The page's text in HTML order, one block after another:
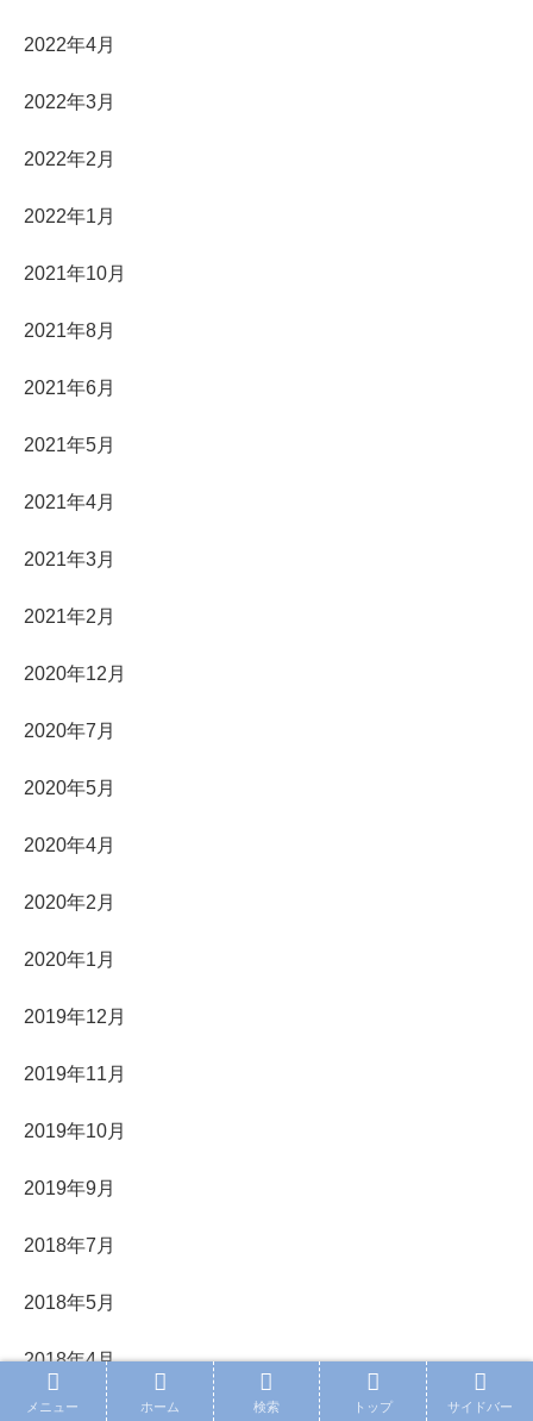
2022年4月
2022年3月
2022年2月
2022年1月
2021年10月
2021年8月
2021年6月
2021年5月
2021年4月
2021年3月
2021年2月
2020年12月
2020年7月
2020年5月
2020年4月
2020年2月
2020年1月
2019年12月
2019年11月
2019年10月
2019年9月
2018年7月
2018年5月
2018年4月
2018年3月
メニュー ホーム 検索 トップ サイドバー